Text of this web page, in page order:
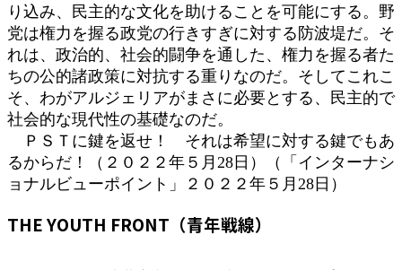
り込み、民主的な文化を助けることを可能にする。野
党は権力を握る政党の行きすぎに対する防波堤だ。そ
れは、政治的、社会的闘争を通した、権力を握る者た
ちの公的諸政策に対抗する重りなのだ。そしてこれこ
そ、わがアルジェリアがまさに必要とする、民主的で
社会的な現代性の基礎なのだ。
ＰＳＴに鍵を返せ！ それは希望に対する鍵でもあ
るからだ！（２０２２年５月28日）（「インターナシ
ョナルビューポイント」２０２２年５月28日）
THE YOUTH FRONT（青年戦線）